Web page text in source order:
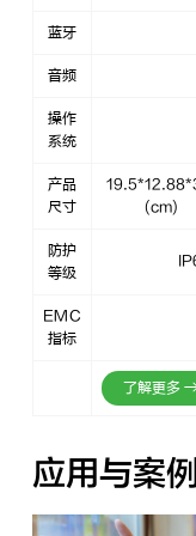
蓝牙
音频
操作
系统
产品
尺寸
(cm)
防护
等级
EMC
指标
了解更多
应用与案例